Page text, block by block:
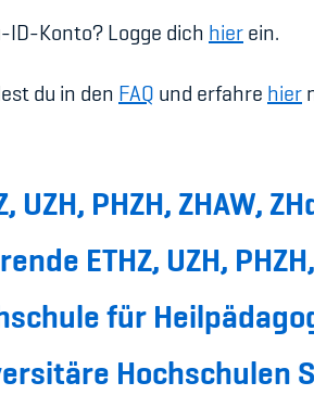
ID-Konto? Logge dich hierein.
du in den FAQ und erfahre hier
PHZH, ZHAW,
ETHZ, UZH,
für
Hochschulen